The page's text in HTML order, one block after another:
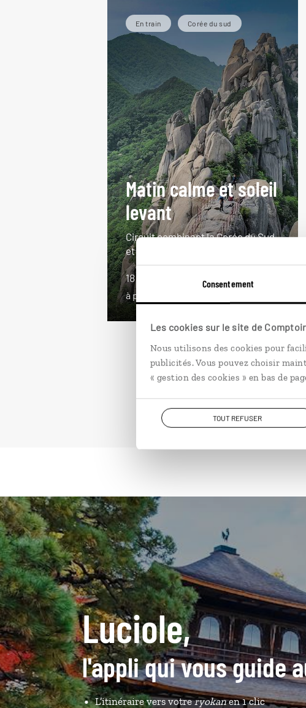
Consentement
Les cookies sur le site de
Nous utilisons des cookies pour
publicités. Vous pouvez choisir
« gestion des cookies » en bas de
TOUT REFUSER
En train Corée du sud
Matin calme et soleil
levant
Circuit combinant la Corée du Sud
et le Japon.
18 jours / 16 nuits
à partir de 4550€
Luciole,
l'appli qui vous guide
L’itinéraire vers votreryokanen 1 clic